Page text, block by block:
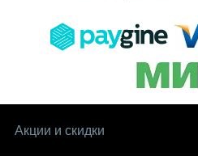
Акции и скидки